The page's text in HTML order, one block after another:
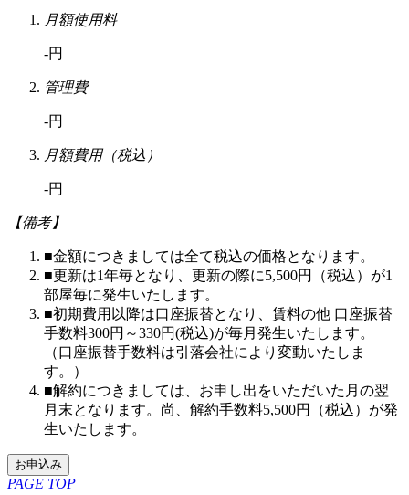
月額使用料
-円
管理費
-円
月額費用（税込）
-円
【備考】
■金額につきましては全て税込の価格となります。
■更新は1年毎となり、更新の際に5,500円（税込）が1
部屋毎に発生いたします。
■初期費用以降は口座振替となり、賃料の他 口座振替
手数料300円～330円(税込)が毎月発生いたします。
（口座振替手数料は引落会社により変動いたしま
す。）
■解約につきましては、お申し出をいただいた月の翌
月末となります。尚、解約手数料5,500円（税込）が発
生いたします。
お申込み
PAGE TOP